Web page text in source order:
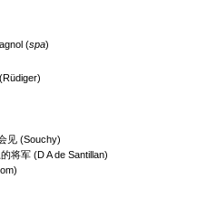
(spa)
见 (Souchy)
将军 (D A de Santillan)